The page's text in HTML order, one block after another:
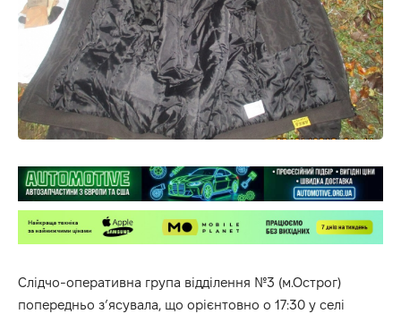
Слідчо-оперативна група відділення №3 (м.Острог)
попередньо з’ясувала, що орієнтовно о 17:30 у селі